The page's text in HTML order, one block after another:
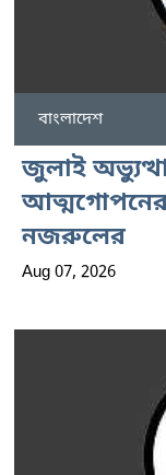
বাংলাদেশ
জুলাই
নজরুলের
Aug 07, 2026